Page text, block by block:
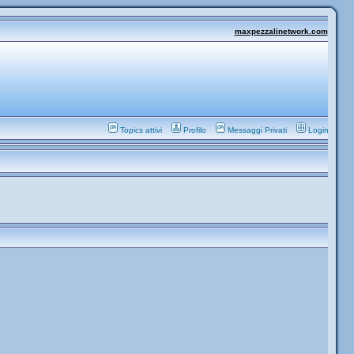
maxpezzalinetwork.com
Topics attivi Profilo Messaggi Privati Login